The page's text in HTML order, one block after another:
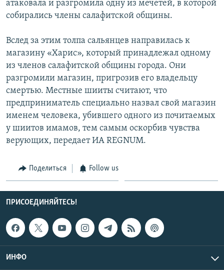
ОБЩЕСТВО
КУЛЬТУРА
СПОРТ
ГОСТЬ НЕДЕЛИ
ПОЗИЦИЯ
БЛОГИ
ЧИТАЕМ ПРЕССУ
ВИДЕО
ФОТО
АУДИО
ПОДКАСТЫ
АРХИВ РАДИОПРОГРАММЫ
ПРИСОЕДИНЯЙТЕСЬ!
Все сайты РСЕ/РС
атаковала и разгромила одну из мечетей, в которой
собирались члены салафитской общины.
Вслед за этим толпа сальянцев направилась к
магазину «Харис», который принадлежал одному
из членов салафитской общины города. Они
разгромили магазин, пригрозив его владельцу
смертью. Местные шииты считают, что
предприниматель специально назвал свой магазин
именем человека, убившего одного из почитаемых
у шиитов имамов, тем самым оскорбив чувства
верующих, передает ИА REGNUM.
Поделиться Follow us
ПРИСОЕДИНЯЙТЕСЬ!
ИНФО